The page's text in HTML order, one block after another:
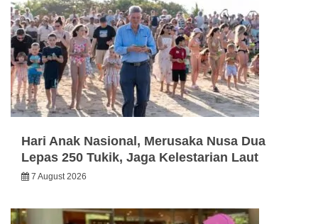
Hari Anak Nasional, Merusaka Nusa Dua
Lepas 250 Tukik, Jaga Kelestarian Laut
7 August 2026